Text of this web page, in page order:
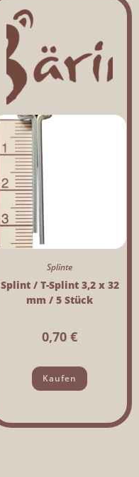
Splinte
Splint / T-Splint 3,2 x 32
mm / 5 Stück
0,70 €
Kaufen